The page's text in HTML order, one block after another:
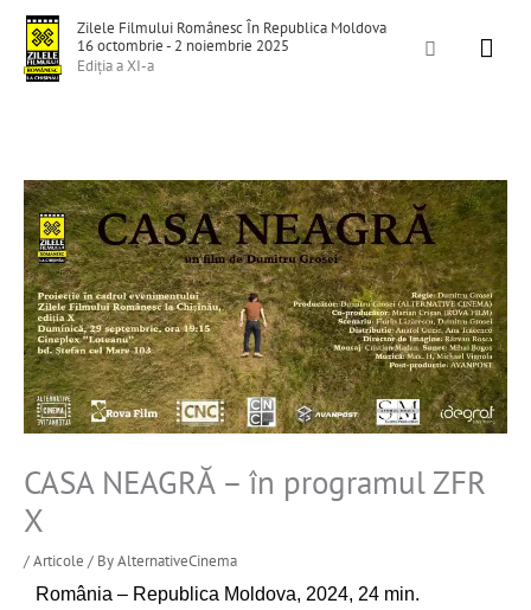
content
Zilele Filmului Românesc În Republica Moldova
16 octombrie - 2 noiembrie 2025
Ediția a XI-a
Search
CASA NEAGRĂ – în programul ZFR
X
/Articole / ByAlternativeCinema
România – Republica Moldova, 2024, 24 min.